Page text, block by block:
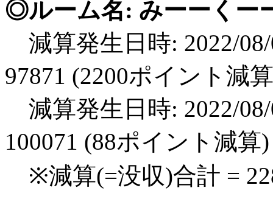
◎ルーム名: みーーくー
減算発生日時: 2022/
97871 (2200ポイント減
減算発生日時: 2022/
100071 (88ポイント減算)
※減算(=没収)合計 =